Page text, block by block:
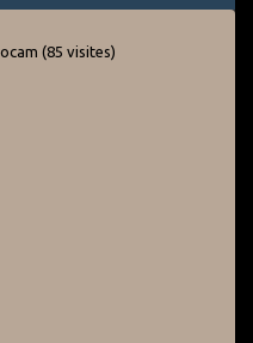
(85 visites)